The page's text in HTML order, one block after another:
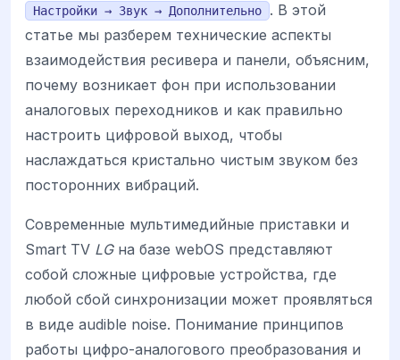
Настройки → Звук → Дополнительно
. В этой
статье мы разберем технические аспекты
взаимодействия ресивера и панели, объясним,
почему возникает фон при использовании
аналоговых переходников и как правильно
настроить цифровой выход, чтобы
наслаждаться кристально чистым звуком без
посторонних вибраций.
Современные мультимедийные приставки и
Smart TV LGна базе webOS представляют
собой сложные цифровые устройства, где
любой сбой синхронизации может проявляться
в виде audible noise. Понимание принципов
работы цифро-аналогового преобразования и